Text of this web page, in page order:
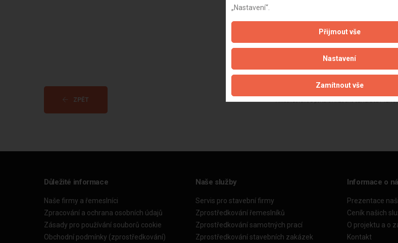
ZPĚT
Důležité informace
Naše firmy a řemeslníci
Zpracování a ochrana osobních údajů
Zásady pro používání souborů cookie
Obchodní podmínky (zprostředkování)
Naše služby
Servis pro stavební firmy
Zprostředkování řemeslníků
Zprostředkování samotných prací
Zprostředkování stavebních zakázek
Informace o
Prezentace
Ceník našich
O projektu a o
Kontakt
„Nastavení“.
Přijmout vše
Nastavení
Zamítnout vše